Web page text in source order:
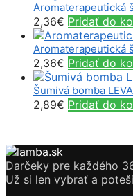
Aromaterapeutická
2,36€ Pridať do
Aromaterapeutická
2,36€ Pridať do
Šumivá bomba
2,89€ Pridať do
Darčeky pre každého
Už si len vybrať a